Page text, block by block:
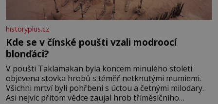
historyplus.cz
Kde se v čínské poušti vzali modroocí
blonďáci?
V poušti Taklamakan byla koncem minulého století
objevena stovka hrobů s téměř netknutými mumiemi.
Všichni mrtví byli pohřbeni s úctou a četnými milodary.
Asi nejvíc přitom vědce zaujal hrob tříměsíčního